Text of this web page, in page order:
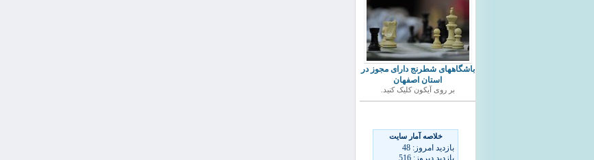
باشگاههای شطرنج دارای مجوز در
استان اصفهان
بر روی آیکون کلیک کنید.